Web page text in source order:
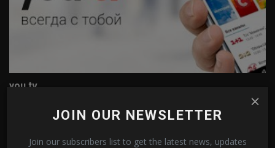
JOIN OUR NEWSLETTER
Join our subscribers list to get the latest news, updates
you tv